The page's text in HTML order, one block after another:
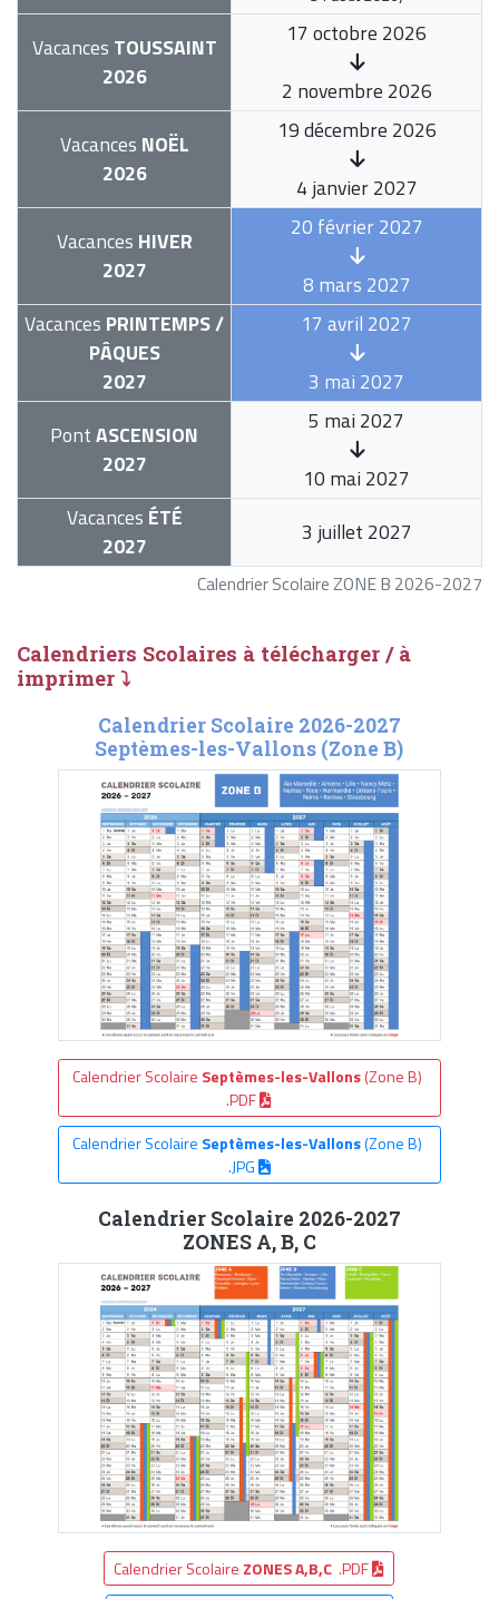
Calendrier Scolaire ZONE B 2026-2027
Vacances TOUSSAINT
2026
17 octobre 2026
2 novembre 2026
Vacances NOËL
2026
19 décembre 2026
4 janvier 2027
Vacances HIVER
2027
20 février 2027
8 mars 2027
Vacances PRINTEMPS /
PÂQUES
2027
17 avril 2027
3 mai 2027
PontASCENSION
2027
5 mai 2027
10 mai 2027
Vacances ÉTÉ
2027
3 juillet 2027
Calendriers Scolaires à télécharger / à
imprimer ⤵
Calendrier Scolaire 2026-2027
Septèmes-les-Vallons (Zone B)
Calendrier Scolaire Septèmes-les-Vallons(Zone B)
.PDF
Calendrier Scolaire Septèmes-les-Vallons(Zone B)
.JPG
Calendrier Scolaire 2026-2027
ZONES A, B, C
Calendrier Scolaire ZONES A,B,C .PDF